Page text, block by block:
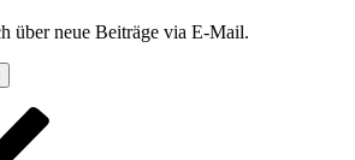
über neue Beiträge via E-Mail.